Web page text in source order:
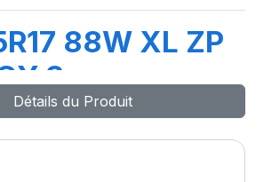
88W XL ZP
3
Détails du Produit